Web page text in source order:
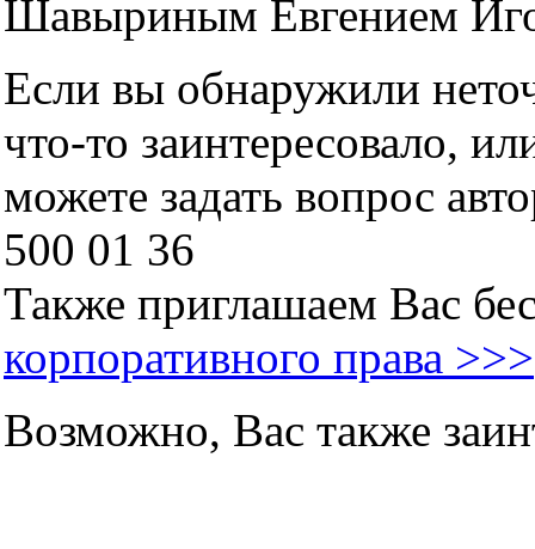
Шавыриным Евгением
Если вы обнаружили
что-то заинтересовало,
можете задать вопрос
500 01 36
Также приглашаем Вас
корпоративного права >>>
Возможно, Вас также